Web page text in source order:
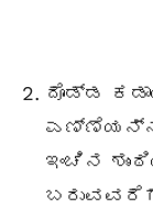
ದೊಡ್ಡ
ಇಂಚಿನ